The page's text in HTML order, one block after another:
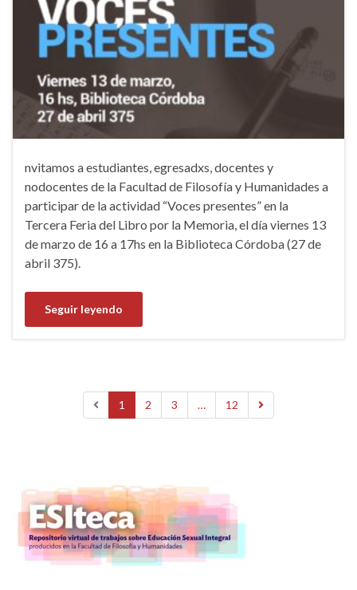
nvitamos a estudiantes, egresadxs, docentes y
nodocentes de la Facultad de Filosofía y Humanidades a
participar de la actividad “Voces presentes” en la
Tercera Feria del Libro por la Memoria, el día viernes 13
de marzo de 16 a 17hs en la Biblioteca Córdoba (27 de
abril 375).
Seguir leyendo
1 2 3 … 12